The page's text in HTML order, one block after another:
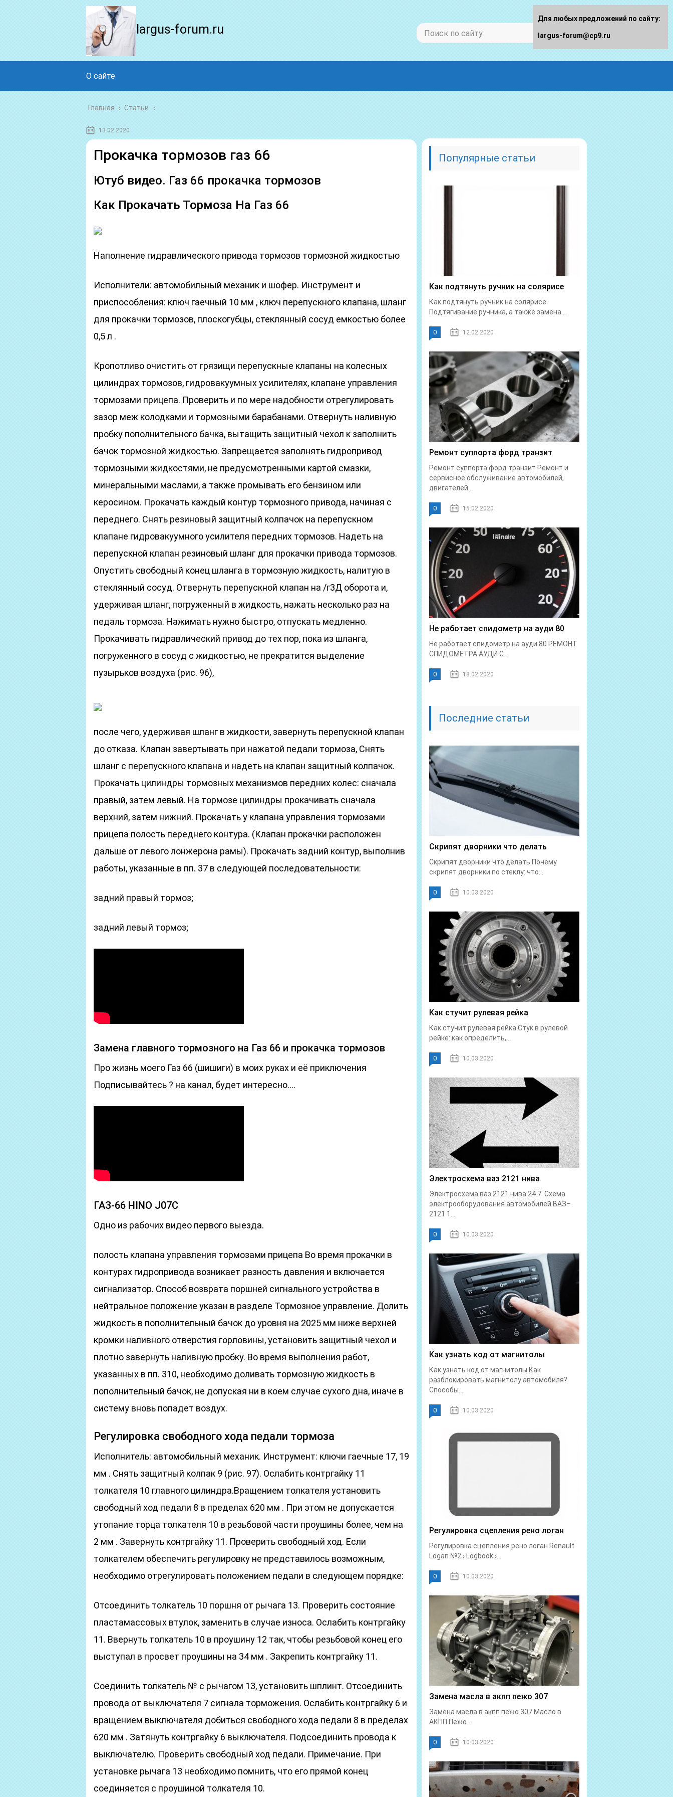
largus-forum.ru
О сайте
Главная › Статьи
13.02.2020
Прокачка тормозов газ 66
Ютуб видео. Газ 66 прокачка тормозов
Как Прокачать Тормоза На Газ 66
Наполнение гидравлического привода тормозов тормозной жидкостью
Исполнители: автомобильный механик и шофер. Инструмент и
приспособления: ключ гаечный 10 мм , ключ перепускного клапана, шланг
для прокачки тормозов, плоскогубцы, стеклянный сосуд емкостью более
0,5 л .
Кропотливо очистить от грязищи перепускные клапаны на колесных
цилиндрах тормозов, гидровакуумных усилителях, клапане управления
тормозами прицепа. Проверить и по мере надобности отрегулировать
зазор меж колодками и тормозными барабанами. Отвернуть наливную
пробку пополнительного бачка, вытащить защитный чехол к заполнить
бачок тормозной жидкостью. Запрещается заполнять гидропривод
тормозными жидкостями, не предусмотренными картой смазки,
минеральными маслами, а также промывать его бензином или
керосином. Прокачать каждый контур тормозного привода, начиная с
переднего. Снять резиновый защитный колпачок на перепускном
клапане гидровакуумного усилителя передних тормозов. Надеть на
перепускной клапан резиновый шланг для прокачки привода тормозов.
Опустить свободный конец шланга в тормозную жидкость, налитую в
стеклянный сосуд. Отвернуть перепускной клапан на /г3Д оборота и,
удерживая шланг, погруженный в жидкость, нажать несколько раз на
педаль тормоза. Нажимать нужно быстро, отпускать медленно.
Прокачивать гидравлический привод до тех пор, пока из шланга,
погруженного в сосуд с жидкостью, не прекратится выделение
пузырьков воздуха (рис. 96),
после чего, удерживая шланг в жидкости, завернуть перепускной клапан
до отказа. Клапан завертывать при нажатой педали тормоза, Снять
шланг с перепускного клапана и надеть на клапан защитный колпачок.
Прокачать цилиндры тормозных механизмов передних колес: сначала
правый, затем левый. На тормозе цилиндры прокачивать сначала
верхний, затем нижний. Прокачать у клапана управления тормозами
прицепа полость переднего контура. (Клапан прокачки расположен
дальше от левого лонжерона рамы). Прокачать задний контур, выполнив
работы, указанные в пп. 37 в следующей последовательности:
задний правый тормоз;
задний левый тормоз;
Замена главного тормозного на Газ 66 и прокачка тормозов
Про жизнь моего Газ 66 (шишиги) в моих руках и её приключения
Подписывайтесь ? на канал, будет интересно….
ГАЗ-66 HINO J07C
Одно из рабочих видео первого выезда.
полость клапана управления тормозами прицепа Во время прокачки в
контурах гидропривода возникает разность давления и включается
сигнализатор. Способ возврата поршней сигнального устройства в
нейтральное положение указан в разделе Тормозное управление. Долить
жидкость в пополнительный бачок до уровня на 2025 мм ниже верхней
кромки наливного отверстия горловины, установить защитный чехол и
плотно завернуть наливную пробку. Во время выполнения работ,
указанных в пп. 310, необходимо доливать тормозную жидкость в
пополнительный бачок, не допуская ни в коем случае сухого дна, иначе в
систему вновь попадет воздух.
Регулировка свободного хода педали тормоза
Исполнитель: автомобильный механик. Инструмент: ключи гаечные 17, 19
мм . Снять защитный колпак 9 (рис. 97). Ослабить контргайку 11
толкателя 10 главного цилиндра.Вращением толкателя установить
свободный ход педали 8 в пределах 620 мм . При этом не допускается
утопание торца толкателя 10 в резьбовой части проушины более, чем на
2 мм . Завернуть контргайку 11. Проверить свободный ход. Если
толкателем обеспечить регулировку не представилось возможным,
необходимо отрегулировать положением педали в следующем порядке:
Отсоединить толкатель 10 поршня от рычага 13. Проверить состояние
пластамассовых втулок, заменить в случае износа. Ослабить контргайку
11. Ввернуть толкатель 10 в проушину 12 так, чтобы резьбовой конец его
выступал в просвет проушины на 34 мм . Закрепить контргайку 11.
Соединить толкатель № с рычагом 13, установить шплинт. Отсоединить
провода от выключателя 7 сигнала торможения. Ослабить контргайку 6 и
вращением выключателя добиться свободного хода педали 8 в пределах
620 мм . Затянуть контргайку 6 выключателя. Подсоединить провода к
выключателю. Проверить свободный ход педали. Примечание. При
установке рычага 13 необходимо помнить, что его прямой конец
соединяется с проушиной толкателя 10.
Популярные статьи
Как подтянуть ручник на солярисе
Как подтянуть ручник на солярисе
Подтягивание ручника, а также замена...
0 12.02.2020
Ремонт суппорта форд транзит
Ремонт суппорта форд транзит Ремонт и
сервисное обслуживание автомобилей,
двигателей...
0 15.02.2020
Не работает спидометр на ауди 80
Не работает спидометр на ауди 80 РЕМОНТ
СПИДОМЕТРА АУДИ С...
0 18.02.2020
Последние статьи
Скрипят дворники что делать
Скрипят дворники что делать Почему
скрипят дворники по стеклу: что...
0 10.03.2020
Как стучит рулевая рейка
Как стучит рулевая рейка Стук в рулевой
рейке: как определить,...
0 10.03.2020
Электросхема ваз 2121 нива
Электросхема ваз 2121 нива 24.7. Схема
электрооборудования автомобилей ВАЗ–
2121 1...
0 10.03.2020
Как узнать код от магнитолы
Как узнать код от магнитолы Как
разблокировать магнитолу автомобиля?
Способы...
0 10.03.2020
Регулировка сцепления рено логан
Регулировка сцепления рено логан Renault
Logan №2 › Logbook ›...
0 10.03.2020
Замена масла в акпп пежо 307
Замена масла в акпп пежо 307 Масло в
АКПП Пежо...
0 10.03.2020
Для любых предложений по сайту:
largus-forum@cp9.ru